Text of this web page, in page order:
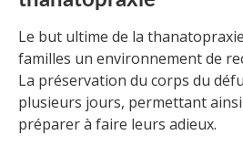
Le but ultime de la
familles un environnement de
La préservation du corps du
plusieurs jours, permettant
préparer à faire leurs adieux.